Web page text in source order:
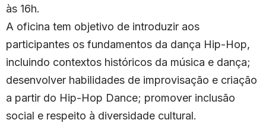
às 16h.
A oficina tem objetivo de introduzir aos
participantes os fundamentos da dança Hip-Hop,
incluindo contextos históricos da música e dança;
desenvolver habilidades de improvisação e criação
a partir do Hip-Hop Dance; promover inclusão
social e respeito à diversidade cultural.